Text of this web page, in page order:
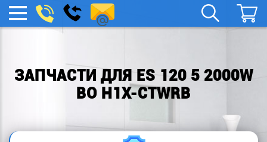
МЕНЮ
boylera@yandex.ru
Заказать
звонок
ЗАПЧАСТИ ДЛЯ ES 120 5 2000W
BO H1X-CTWRB